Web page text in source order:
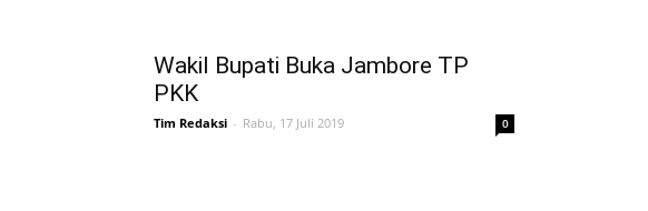
Wakil Bupati Buka Jambore TP
PKK
Tim Redaksi - Rabu, 17 Juli 2019 0